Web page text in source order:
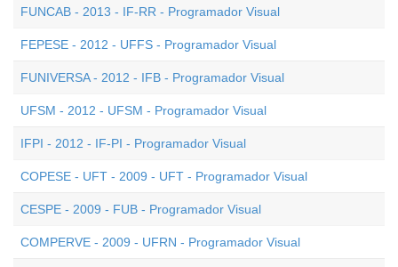
FUNCAB - 2013 - IF-RR - Programador Visual
FEPESE - 2012 - UFFS - Programador Visual
FUNIVERSA - 2012 - IFB - Programador Visual
UFSM - 2012 - UFSM - Programador Visual
IFPI - 2012 - IF-PI - Programador Visual
COPESE - UFT - 2009 - UFT - Programador Visual
CESPE - 2009 - FUB - Programador Visual
COMPERVE - 2009 - UFRN - Programador Visual